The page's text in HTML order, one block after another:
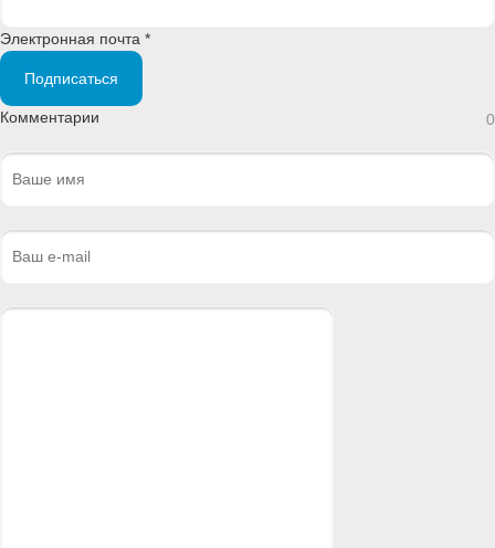
Электронная почта *
Подписаться
Комментарии 0